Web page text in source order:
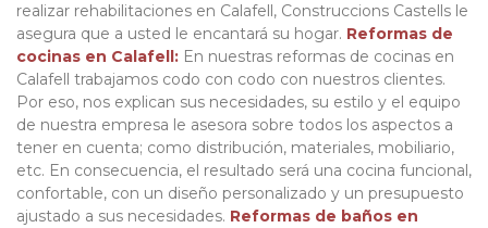
realizar rehabilitaciones en Calafell, Construccions Castells le
asegura que a usted le encantará su hogar. Reformas de
cocinas en Calafell: En nuestras reformas de cocinas en
Calafell trabajamos codo con codo con nuestros clientes.
Por eso, nos explican sus necesidades, su estilo y el equipo
de nuestra empresa le asesora sobre todos los aspectos a
tener en cuenta; como distribución, materiales, mobiliario,
etc. En consecuencia, el resultado será una cocina funcional,
confortable, con un diseño personalizado y un presupuesto
ajustado a sus necesidades. Reformas de baños en